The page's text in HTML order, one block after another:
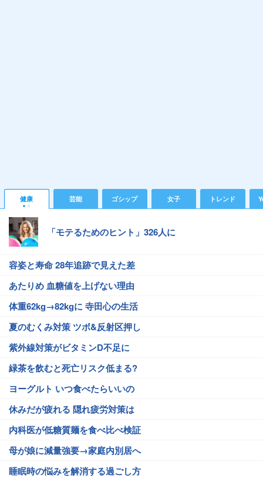
健康 芸能 ゴシップ 女子 トレンド
「モテるためのヒント」326人に
容姿と寿命 28年追跡で見えた差
あたりめ 血糖値を上げない理由
体重62kg→82kgに 寺田心の生活
夏のむくみ対策 ツボ&反射区押し
紫外線対策がビタミンD不足に
緑茶を飲むと死亡リスク低まる?
ヨーグルト いつ食べたらいいの
休みだが疲れる 隠れ疲労対策は
内科医が低糖質麺を食べ比べ検証
母が娘に減量強要→家庭内別居へ
睡眠時の悩みを解消する過ごし方